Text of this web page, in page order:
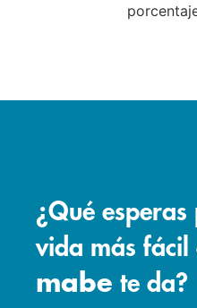
¿Qué
vida más fácil
mabe te da?